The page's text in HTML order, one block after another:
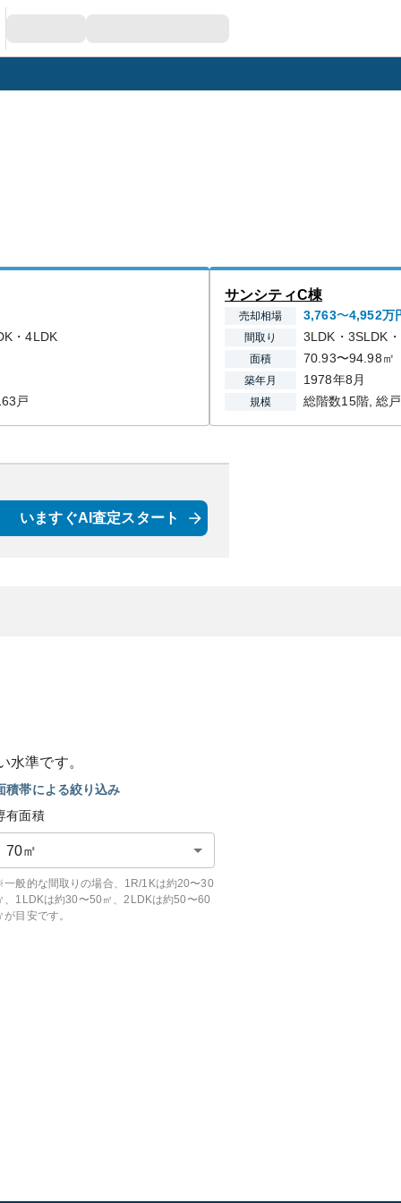
・4LDK
戸
サンシティC棟
売却相場 3,763〜4,952万
間取り 3LDK・3SLDK
面積 70.93〜94.98㎡
築年月 1978年8月
規模 総階数15階, 総
いますぐAI査定スタート
水準です。
積帯による絞り込み
有面積
70㎡
般的な間取りの場合、1R/1Kは約20〜30
、1LDKは約30〜50㎡、2LDKは約50〜60
が目安です。